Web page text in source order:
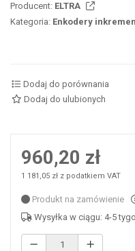
Producent: ELTRA
Kategoria: Enkodery
Dodaj do porównania
Dodaj do ulubionych
960,20 zł
1 181,05 zł z podatkiem VAT
Produkt na zamówienie
Wysyłka w ciągu: 4-5